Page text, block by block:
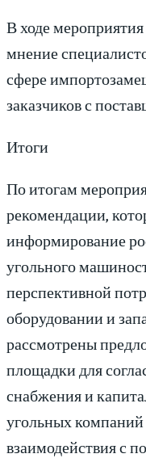
В ходе
мнение
сфере
заказчиков с
Итоги
По итогам
рекомендации,
информирование
угольного
перспективной
оборудовании и
рассмотрены
площадки для
снабжения и
угольных
взаимодействия с